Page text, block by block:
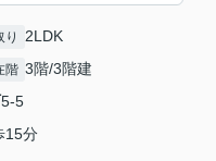
り 2LDK
階 3階/3階建
5-5
15分